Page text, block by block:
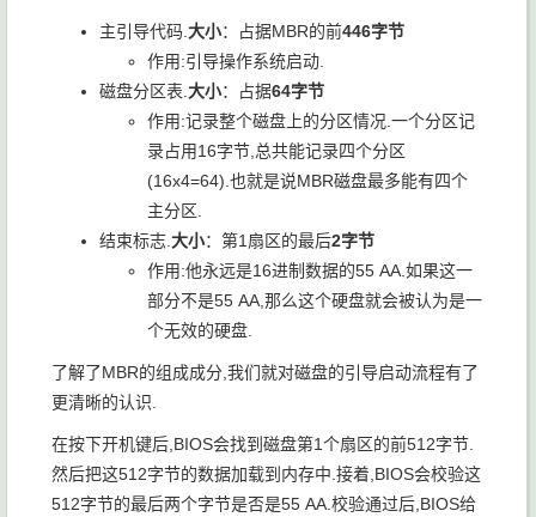
主引导代码. 大小：占据MBR的前446字节
作用:引导操作系统启动.
磁盘分区表. 大小：占据64字节
作用:记录整个磁盘上的分区情况.一个分区记
录占用16字节,总共能记录四个分区
(16x4=64).也就是说MBR磁盘最多能有四个
主分区.
结束标志. 大小：第1扇区的最后2字节
作用:他永远是16进制数据的55 AA.如果这一
部分不是55 AA,那么这个硬盘就会被认为是一
个无效的硬盘.
了解了MBR的组成成分,我们就对磁盘的引导启动流程有了
更清晰的认识.
在按下开机键后,BIOS会找到磁盘第1个扇区的前512字节.
然后把这512字节的数据加载到内存中.接着,BIOS会校验这
512字节的最后两个字节是否是55 AA.校验通过后,BIOS给